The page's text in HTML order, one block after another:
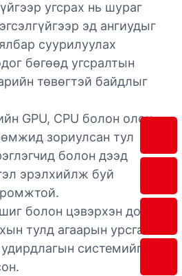
угсрах нь шураг
эд ангиудыг
суурилуулах
бөгөөд угсралтын
төвөгтэй байдлыг
GPU, CPU болон олон
зориулсан тул
болон дээд
эрэлхийлж буй
болон цэвэрхэн дотоод
тулд агаарын урсгал
системийг